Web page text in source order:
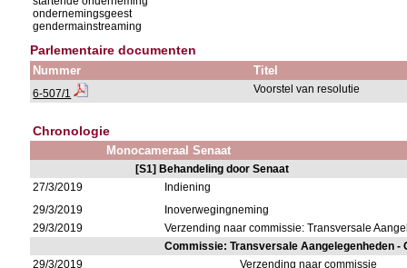
ondernemingsgeest
gendermainstreaming
Parlementaire documenten
Nummer Titel
6-507/1 Voorstel van resolutie
Chronologie
Monocameraal Senaat
[S1] Behandeling door Senaat
27/3/2019
Indiening
29/3/2019
Inoverwegingneming
29/3/2019
Verzending naar commissie: Transversale
Commissie: Transversale Aangelegenheden -
29/3/2019
Verzending naar commissie